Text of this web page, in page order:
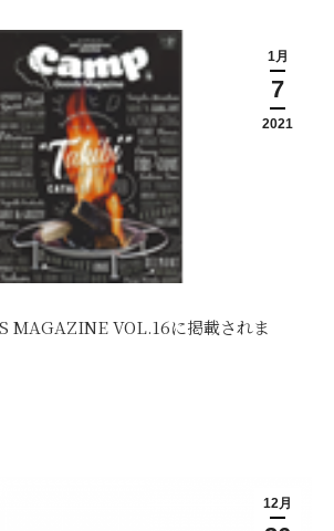
1月
7
2021
MAGAZINE VOL.16に掲載されま
12月